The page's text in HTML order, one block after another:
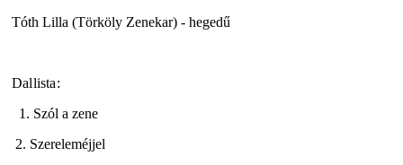
Tóth Lilla (Törköly Zenekar) - hegedű
Dallista:
1. Szól a zene
2. Szereleméjjel